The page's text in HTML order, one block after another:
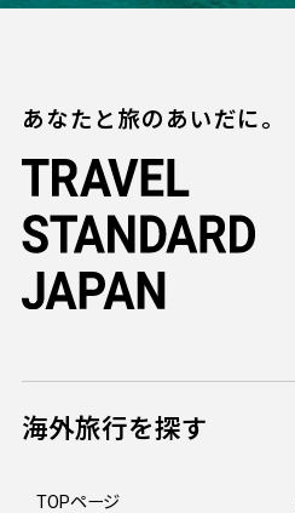
あなたと旅のあいだに。
海外旅行を探す
TOPページ